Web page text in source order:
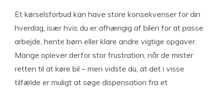
Et kørselsforbud kan have store konsekvenser for din
hverdag, især hvis du er afhængig af bilen for at passe
arbejde, hente børn eller klare andre vigtige opgaver.
Mange oplever derfor stor frustration, når de mister
retten til at køre bil – men vidste du, at det i visse
tilfælde er muligt at søge dispensation fra et